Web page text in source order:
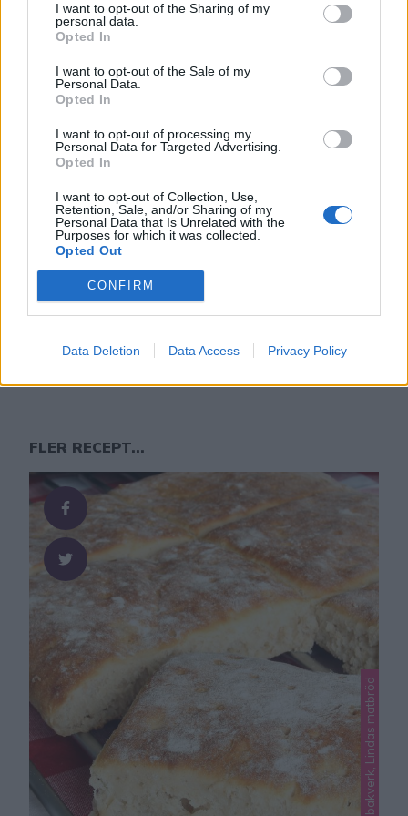
I want to opt-out of the Sharing of my
personal data.
Opted In
I want to opt-out of the Sale of my
Personal Data.
Opted In
I want to opt-out of processing my
Personal Data for Targeted Advertising.
Opted In
I want to opt-out of Collection, Use,
Retention, Sale, and/or Sharing of my
Personal Data that Is Unrelated with the
Purposes for which it was collected.
Opted Out
CONFIRM
Data Deletion Data Access Privacy Policy
FLER RECEPT...
Lindas bakverk, Lindas matbröd